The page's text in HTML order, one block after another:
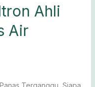
Ahli
Air
Terganggu, Siapa